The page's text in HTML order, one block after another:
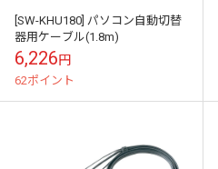
[SW-KHU180] パソコン自動切替
器用ケーブル(1.8m)
6,226円
62ポイント